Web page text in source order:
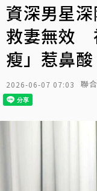
資深男星
救妻無效
瘦」惹鼻酸
2026-06-07 07:03 聯